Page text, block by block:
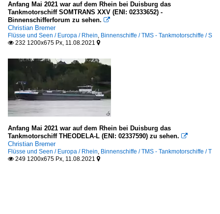
Anfang Mai 2021 war auf dem Rhein bei Duisburg das
Tankmotorschiff SOMTRANS XXV (ENI: 02333652) -
Binnenschifferforum zu sehen. 
Christian Bremer
Flüsse und Seen / Europa / Rhein, Binnenschiffe / TMS - Tankmotorschiffe / S
 232 1200x675 Px, 11.08.2021 
Anfang Mai 2021 war auf dem Rhein bei Duisburg das
Tankmotorschiff THEODELA-L (ENI: 02337590) zu sehen. 
Christian Bremer
Flüsse und Seen / Europa / Rhein, Binnenschiffe / TMS - Tankmotorschiffe / T
 249 1200x675 Px, 11.08.2021 